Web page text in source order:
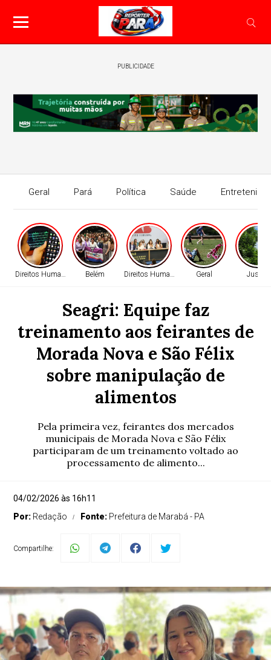
PUBLICIDADE
Geral Pará Política Saúde
Direitos Humanos Belém Direitos Humanos Geral Justiça
Seagri: Equipe faz
treinamento aos feirantes de
Morada Nova e São Félix
sobre manipulação de
alimentos
Pela primeira vez, feirantes dos mercados
municipais de Morada Nova e São Félix
participaram de um treinamento voltado ao
processamento de alimento...
04/02/2026 às 16h11
Por: Redação Fonte: Prefeitura de Marabá - PA
Compartilhe: